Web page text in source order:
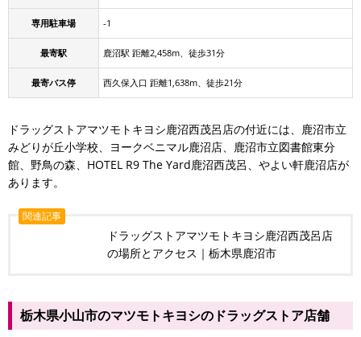
専用駐車場 -1
最寄駅 鹿沼駅 距離2,458m、徒歩31分
最寄バス停 西久保入口 距離1,638m、徒歩21分
ドラッグストアマツモトキヨシ鹿沼西茂呂店の付近には、鹿沼市立
みどりが丘小学校、ヨークベニマル鹿沼店、鹿沼市立図書館東分
館、野鳥の森、HOTEL R9 The Yard鹿沼西茂呂、やよい軒鹿沼店が
あります。
関連記事
ドラッグストアマツモトキヨシ鹿沼西茂呂店
の場所とアクセス｜栃木県鹿沼市
栃木県小山市のマツモトキヨシのドラッグストア店舗